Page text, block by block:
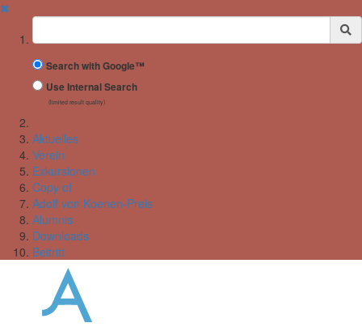
✖
Suchbegriff
Search with Google™
Use Internal Search
(limited result quality)
Aktuelles
Verein
Exkursionen
Copy of
Adolf von Koenen-Preis
Alumnis
Downloads
Beitritt